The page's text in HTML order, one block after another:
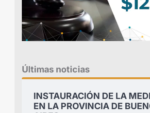
Últimas noticias
INSTAURACIÓN DE LA
EN LA PROVINCIA DE